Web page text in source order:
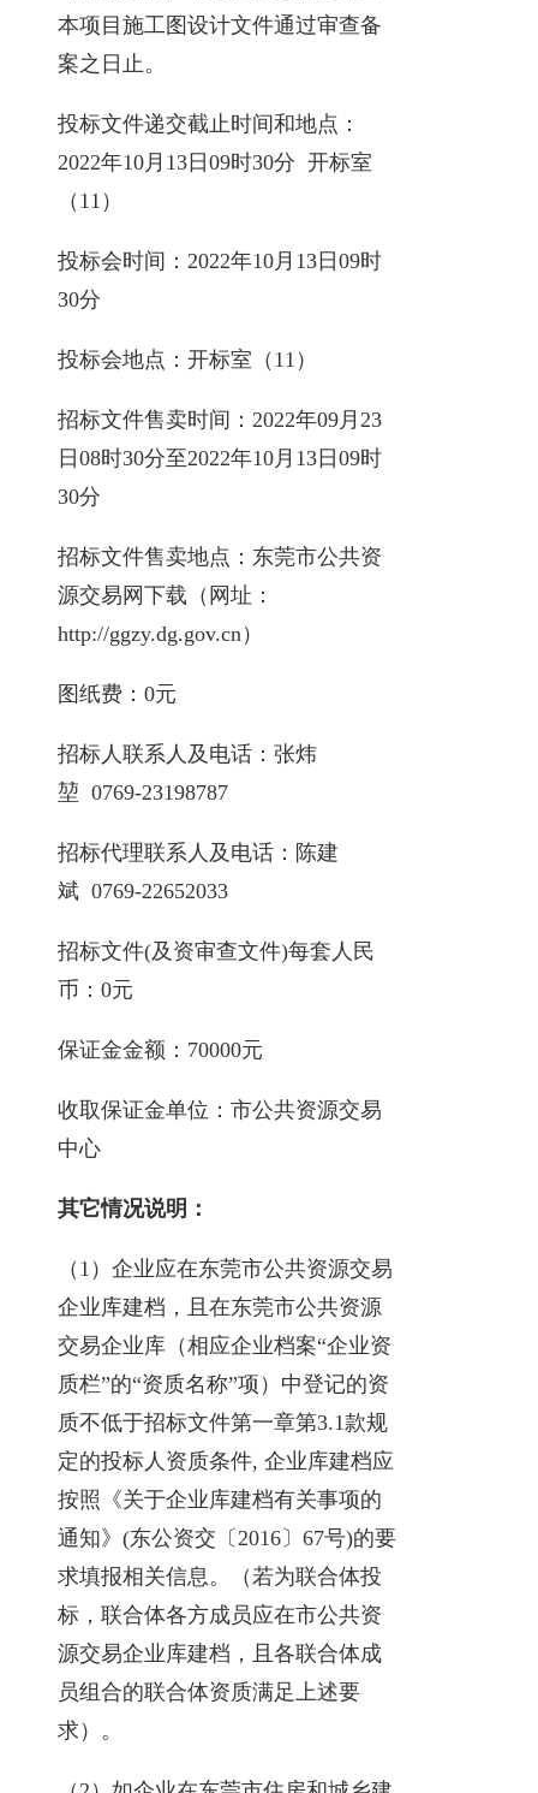
本项目施工图设计文件通过审查备
案之日止。
投标文件递交截止时间和地点：
2022年10月13日09时30分 开标室
（11）
投标会时间：2022年10月13日09时
30分
投标会地点：开标室（11）
招标文件售卖时间：2022年09月23
日08时30分至2022年10月13日09时
30分
招标文件售卖地点：东莞市公共资
源交易网下载（网址：
http://ggzy.dg.gov.cn）
图纸费：0元
招标人联系人及电话：张炜
堃 0769-23198787
招标代理联系人及电话：陈建
斌 0769-22652033
招标文件(及资审查文件)每套人民
币：0元
保证金金额：70000元
收取保证金单位：市公共资源交易
中心
其它情况说明：
（1）企业应在东莞市公共资源交易
企业库建档，且在东莞市公共资源
交易企业库（相应企业档案“企业资
质栏”的“资质名称”项）中登记的资
质不低于招标文件第一章第3.1款规
定的投标人资质条件, 企业库建档应
按照《关于企业库建档有关事项的
通知》(东公资交〔2016〕67号)的要
求填报相关信息。（若为联合体投
标，联合体各方成员应在市公共资
源交易企业库建档，且各联合体成
员组合的联合体资质满足上述要
求）。